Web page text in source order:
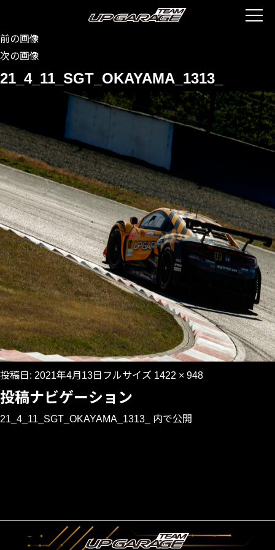
前の画像
次の画像
21_4_11_SGT_OKAYAMA_1313_
投稿日: 2021年4月13日 フルサイズ 1422 × 948
投稿ナビゲーション
21_4_11_SGT_OKAYAMA_1313_ 内で公開